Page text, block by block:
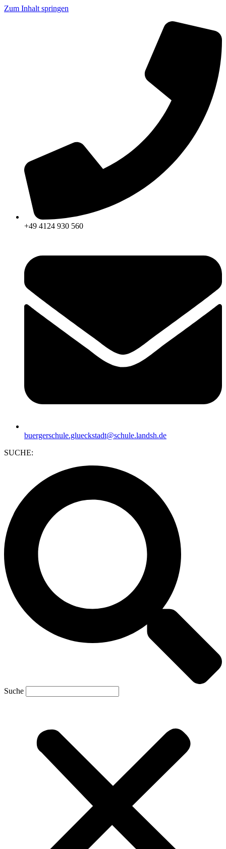
Zum Inhalt springen
+49 4124 930 560
buergerschule.glueckstadt@schule.landsh.de
SUCHE:
Suche